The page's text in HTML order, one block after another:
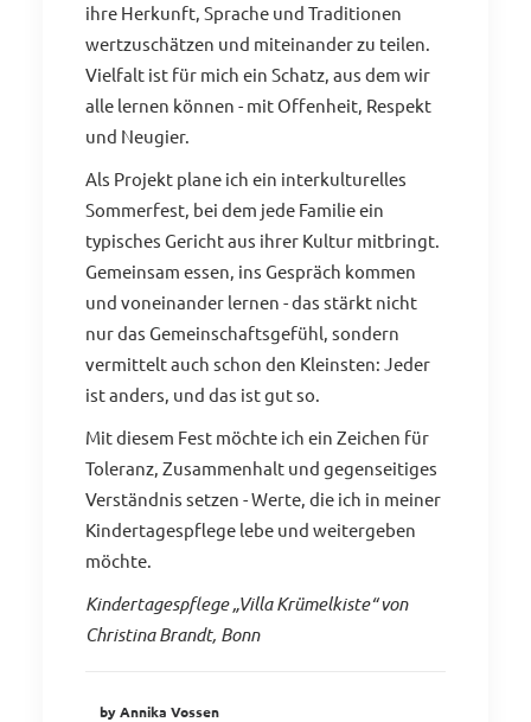
ihre Herkunft, Sprache und Traditionen
wertzuschätzen und miteinander zu teilen.
Vielfalt ist für mich ein Schatz, aus dem wir
alle lernen können - mit Offenheit, Respekt
und Neugier.
Als Projekt plane ich ein interkulturelles
Sommerfest, bei dem jede Familie ein
typisches Gericht aus ihrer Kultur mitbringt.
Gemeinsam essen, ins Gespräch kommen
und voneinander lernen - das stärkt nicht
nur das Gemeinschaftsgefühl, sondern
vermittelt auch schon den Kleinsten: Jeder
ist anders, und das ist gut so.
Mit diesem Fest möchte ich ein Zeichen für
Toleranz, Zusammenhalt und gegenseitiges
Verständnis setzen - Werte, die ich in meiner
Kindertagespflege lebe und weitergeben
möchte.
Kindertagespflege „Villa Krümelkiste“ von
Christina Brandt, Bonn
by Annika Vossen